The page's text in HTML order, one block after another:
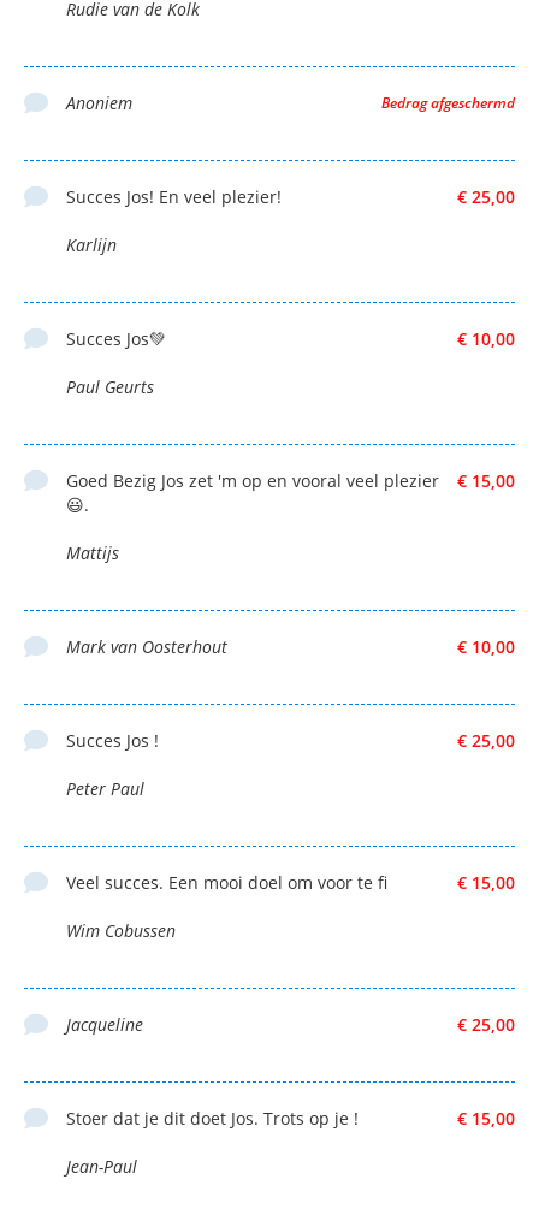
Rudie van de Kolk
Bedrag afgeschermd
Anoniem
€ 25,00
Succes Jos! En veel plezier!
Karlijn
€ 10,00
Succes Jos💚
Paul Geurts
€ 15,00
Goed Bezig Jos zet 'm op en vooral veel plezier
😃.
Mattijs
€ 10,00
Mark van Oosterhout
€ 25,00
Succes Jos !
Peter Paul
€ 15,00
Veel succes. Een mooi doel om voor te fi
Wim Cobussen
€ 25,00
Jacqueline
€ 15,00
Stoer dat je dit doet Jos. Trots op je !
Jean-Paul